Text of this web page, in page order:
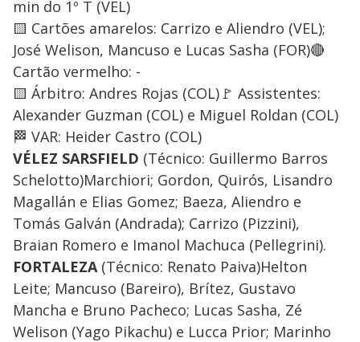
min do 1º T (VEL)
🟨 Cartões amarelos: Carrizo e Aliendro (VEL);
José Welison, Mancuso e Lucas Sasha (FOR)🔴
Cartão vermelho: -
🟨 Árbitro: Andres Rojas (COL)🚩 Assistentes:
Alexander Guzman (COL) e Miguel Roldan (COL)
🏁 VAR: Heider Castro (COL)
VÉLEZ SARSFIELD (Técnico: Guillermo Barros
Schelotto)Marchiori; Gordon, Quirós, Lisandro
Magallán e Elias Gomez; Baeza, Aliendro e
Tomás Galván (Andrada); Carrizo (Pizzini),
Braian Romero e Imanol Machuca (Pellegrini).
FORTALEZA (Técnico: Renato Paiva)Helton
Leite; Mancuso (Bareiro), Brítez, Gustavo
Mancha e Bruno Pacheco; Lucas Sasha, Zé
Welison (Yago Pikachu) e Lucca Prior; Marinho